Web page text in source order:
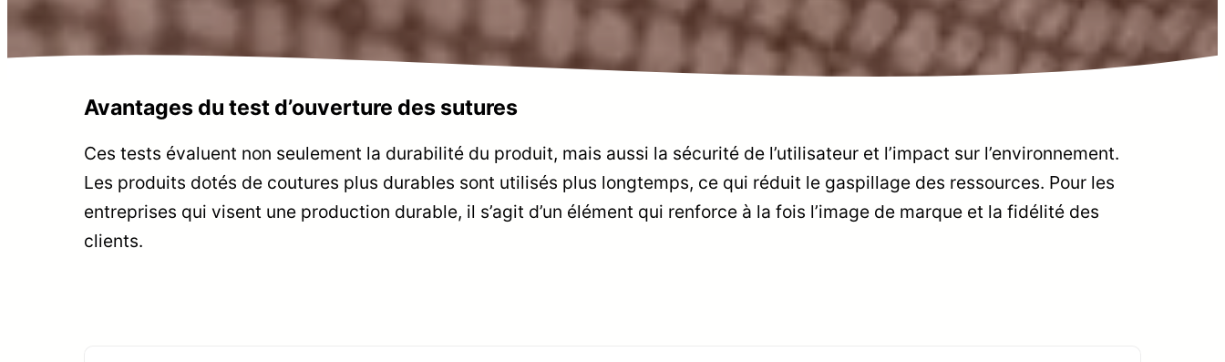
Avantages du test d’ouverture des sutures
Ces tests évaluent non seulement la durabilité du produit, mais aussi la sécurité de l’utilisateur et l’impact sur l’environnement.
Les produits dotés de coutures plus durables sont utilisés plus longtemps, ce qui réduit le gaspillage des ressources. Pour les
entreprises qui visent une production durable, il s’agit d’un élément qui renforce à la fois l’image de marque et la fidélité des
clients.